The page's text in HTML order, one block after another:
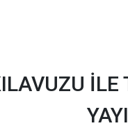
İLE